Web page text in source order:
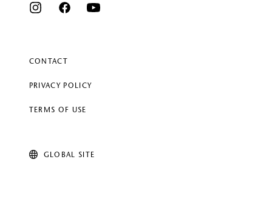
CONTACT
PRIVACY POLICY
TERMS OF USE
GLOBAL SITE